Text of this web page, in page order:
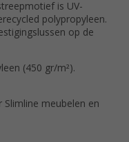
is UV-
polypropyleen.
op de
(450 gr/m²).
meubelen en